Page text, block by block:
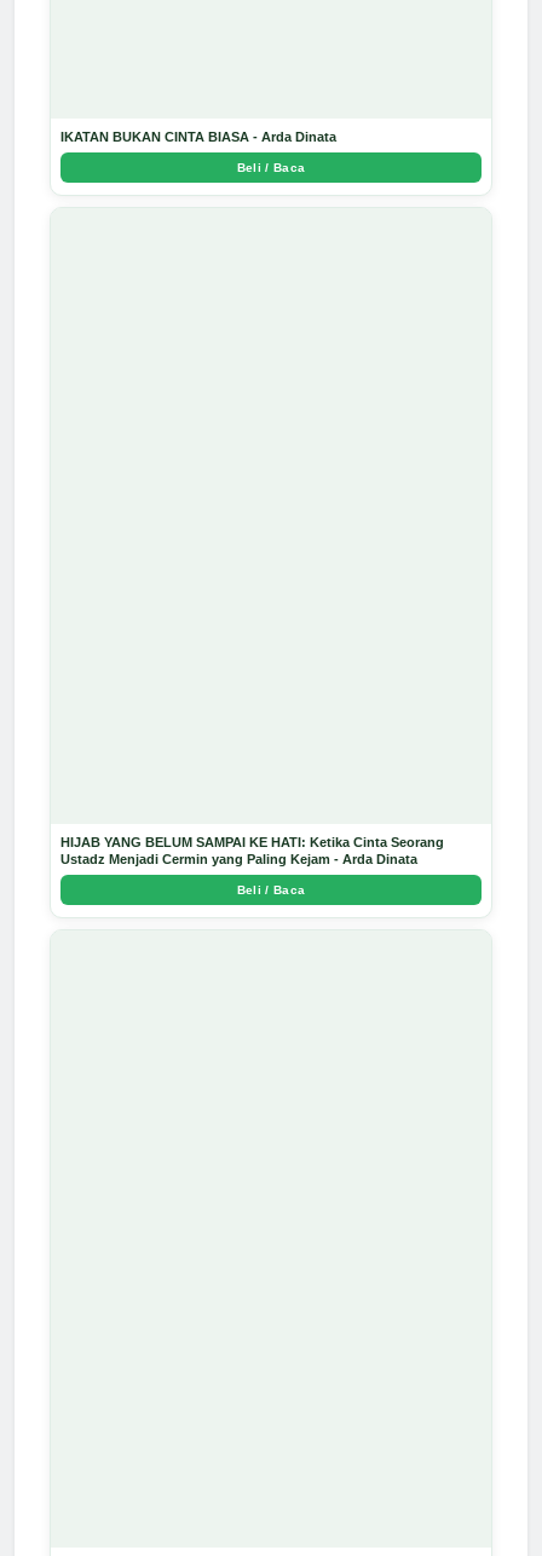
IKATAN BUKAN CINTA BIASA - Arda Dinata
Beli / Baca
HIJAB YANG BELUM SAMPAI KE HATI: Ketika Cinta Seorang
Ustadz Menjadi Cermin yang Paling Kejam - Arda Dinata
Beli / Baca